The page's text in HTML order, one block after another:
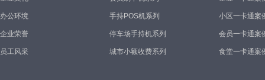
办公环境
企业荣誉
员工风采
手持POS机系列
停车场手持机系列
城市小额收费系列
小区一卡通案
会员一卡通案
食堂一卡通案